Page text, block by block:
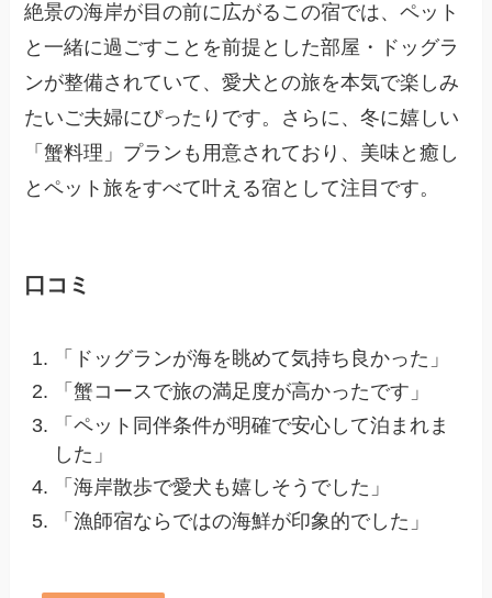
絶景の海岸が目の前に広がるこの宿では、ペット
と一緒に過ごすことを前提とした部屋・ドッグラ
ンが整備されていて、愛犬との旅を本気で楽しみ
たいご夫婦にぴったりです。さらに、冬に嬉しい
「蟹料理」プランも用意されており、美味と癒し
とペット旅をすべて叶える宿として注目です。
口コミ
「ドッグランが海を眺めて気持ち良かった」
「蟹コースで旅の満足度が高かったです」
「ペット同伴条件が明確で安心して泊まれま
した」
「海岸散歩で愛犬も嬉しそうでした」
「漁師宿ならではの海鮮が印象的でした」